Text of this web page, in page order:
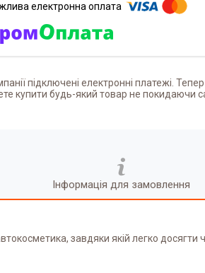
підключені електронні платежі.
купити будь-який товар не покидаючи
Інформація для замовлення
завдяки якій легко досягти